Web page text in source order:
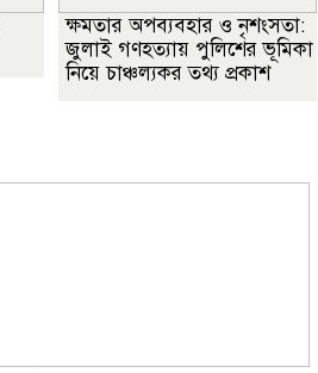
ক্ষমতার অপব্যবহার ও নৃশংসতা:
জুলাই গণহত্যায় পুলিশের ভূমিকা
নিয়ে চাঞ্চল্যকর তথ্য প্রকাশ